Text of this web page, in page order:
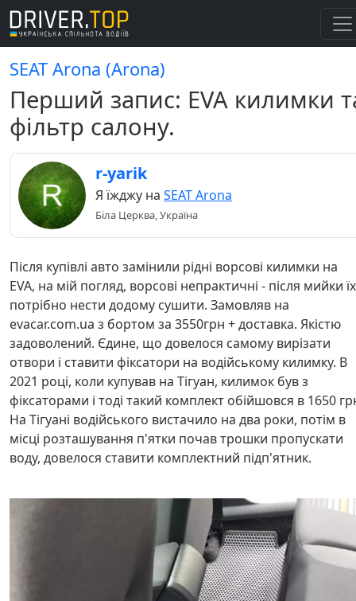
SEAT Arona (Arona)
Перший запис: EVA килимки
фільтр салону.
r-yarik
Я їжджу на SEAT Arona
Біла Церква, Україна
Після купівлі авто замінили рідні ворсові килимки на
EVA, на мій погляд, ворсові непрактичні - після мийки їх
потрібно нести додому сушити. Замовляв на
evacar.com.ua з бортом за 3550грн + доставка. Якістю
задоволений. Єдине, що довелося самому вирізати
отвори і ставити фіксатори на водійському килимку. В
2021 році, коли купував на Тігуан, килимок був з
фіксаторами і тоді такий комплект обійшовся в 1650
На Тігуані водійського вистачило на два роки, потім в
місці розташування п'ятки почав трошки пропускати
воду, довелося ставити комплектний підп'ятник.